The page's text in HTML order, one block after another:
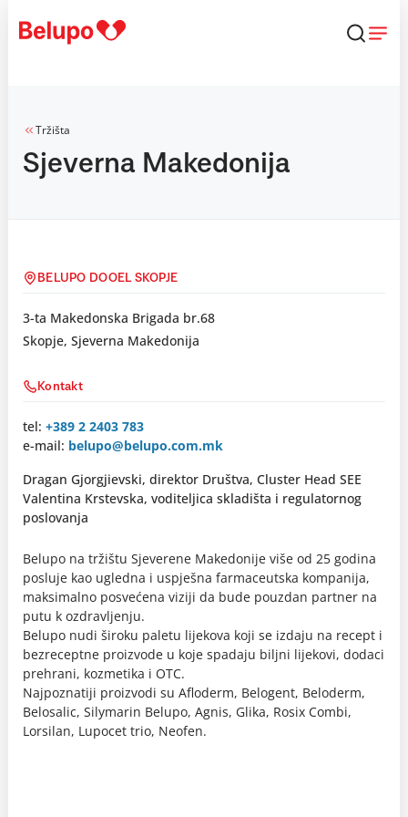
Tržišta
Sjeverna Makedonija
BELUPO DOOEL SKOPJE
3-ta Makedonska Brigada br.68
Skopje, Sjeverna Makedonija
Kontakt
tel: +389 2 2403 783
e-mail: belupo@belupo.com.mk
Dragan Gjorgjievski, direktor Društva, Cluster Head SEE
Valentina Krstevska, voditeljica skladišta i regulatornog
poslovanja
Belupo na tržištu Sjeverene Makedonije više od 25 godina
posluje kao ugledna i uspješna farmaceutska kompanija,
maksimalno posvećena viziji da bude pouzdan partner na
putu k ozdravljenju.
Belupo nudi široku paletu lijekova koji se izdaju na recept i
bezreceptne proizvode u koje spadaju biljni lijekovi, dodaci
prehrani, kozmetika i OTC.
Najpoznatiji proizvodi su Afloderm, Belogent, Beloderm,
Belosalic, Silymarin Belupo, Agnis, Glika, Rosix Combi,
Lorsilan, Lupocet trio, Neofen.